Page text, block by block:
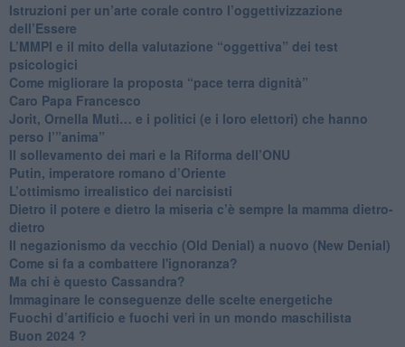
Istruzioni per un’arte corale contro l’oggettivizzazione
dell’Essere
​L’MMPI e il mito della valutazione “oggettiva” dei test
psicologici
Come migliorare la proposta “pace terra dignità”
Caro Papa Francesco
​Jorit, Ornella Muti… e i politici (e i loro elettori) che hanno
perso l’”anima”
​Il sollevamento dei mari e la Riforma dell’ONU
Putin, imperatore romano d’Oriente
​L’ottimismo irrealistico dei narcisisti
​Dietro il potere e dietro la miseria c’è sempre la mamma dietro-
dietro
Il negazionismo da vecchio (Old Denial) a nuovo (New Denial)
Come si fa a combattere l'ignoranza?
Ma chi è questo Cassandra?
Immaginare le conseguenze delle scelte energetiche
​Fuochi d’artificio e fuochi veri in un mondo maschilista
Buon 2024 ?